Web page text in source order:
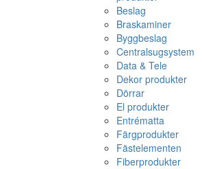
Beslag
Braskaminer
Byggbeslag
Centralsugsystem
Data & Tele
Dekor produkter
Dörrar
El produkter
Entrématta
Färgprodukter
Fästelementen
Fiberprodukter